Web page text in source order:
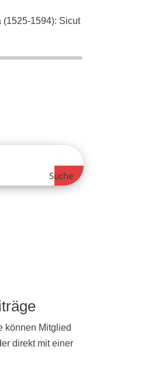
1594): Sicut
Suche
können Mitglied
direkt mit einer